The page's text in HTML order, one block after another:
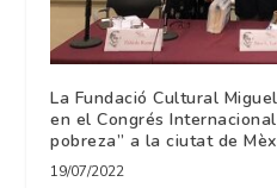
La Fundació Cultural
en el Congrés
pobreza” a la ciutat de
19/07/2022